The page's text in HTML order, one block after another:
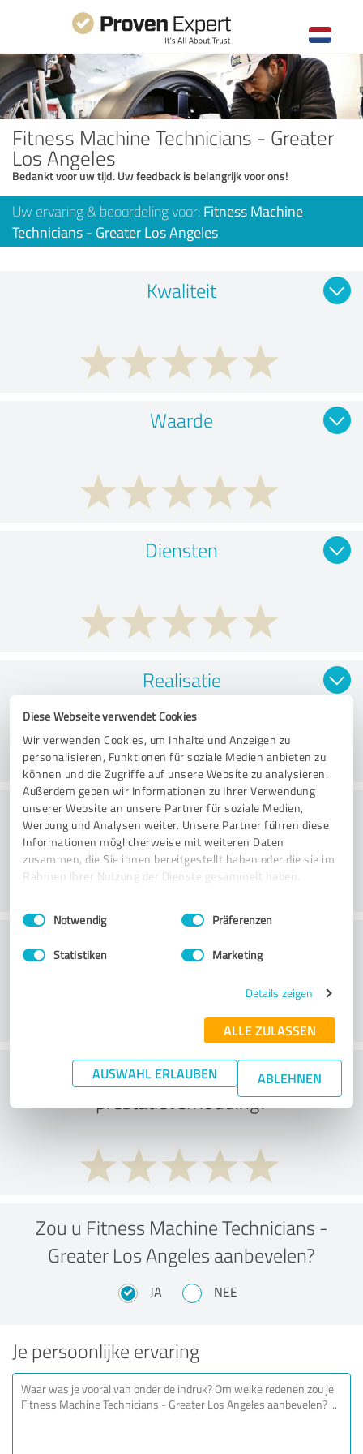
Diese Webseite verwendet Cookies
Wir verwenden Cookies, um Inhalte und Anzeigen zu
personalisieren, Funktionen für soziale Medien anbieten zu
können und die Zugriffe auf unsere Website zu analysieren.
Außerdem geben wir Informationen zu Ihrer Verwendung
unserer Website an unsere Partner für soziale Medien,
Werbung und Analysen weiter. Unsere Partner führen diese
Informationen möglicherweise mit weiteren Daten
zusammen, die Sie ihnen bereitgestellt haben oder die sie im
Rahmen Ihrer Nutzung der Dienste gesammelt haben.
Impressum Datenschutzbestimmungen
Einwilligungsauswahl
Notwendig Präferenzen
Statistiken Marketing
Details zeigen
ALLE ZULASSEN
AUSWAHL ERLAUBEN ABLEHNEN
Fitness Machine Technicians - Greater
Los Angeles
Bedankt voor uw tijd. Uw feedback is belangrijk voor ons!
Uw ervaring & beoordeling voor: Fitness Machine
Technicians - Greater Los Angeles
Kwaliteit
Waarde
Diensten
Realisatie
Consulting
Wat vind je van de prijs-
prestatieverhouding?
Zou u Fitness Machine Technicians -
Greater Los Angeles aanbevelen?
JA NEE
Je persoonlijke ervaring